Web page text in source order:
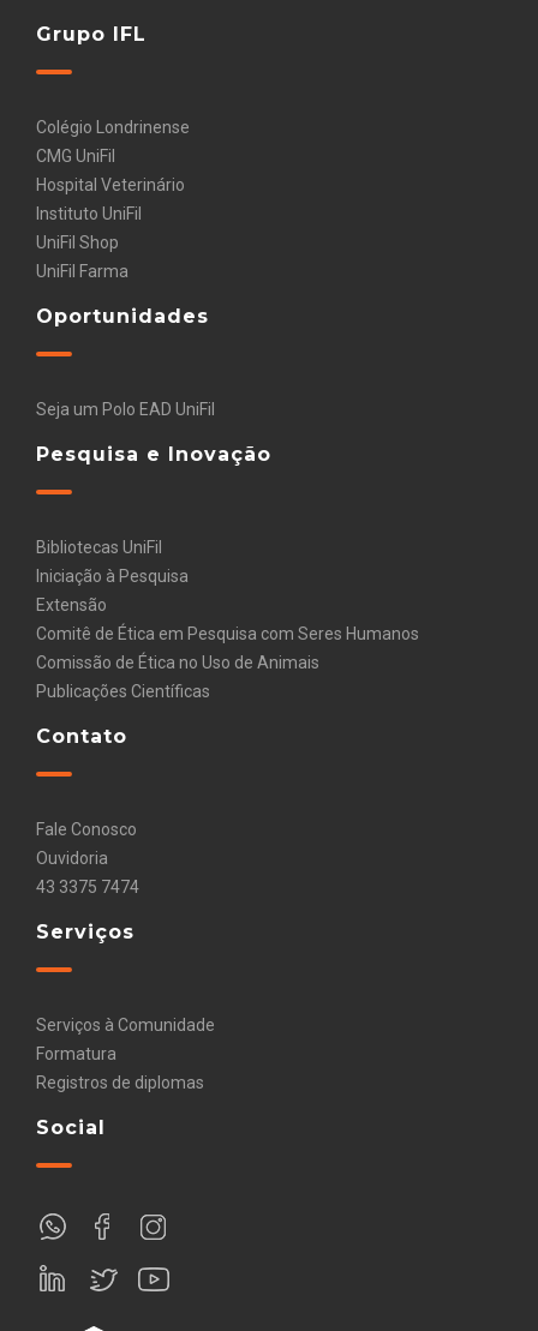
Grupo IFL
Colégio Londrinense
CMG UniFil
Hospital Veterinário
Instituto UniFil
UniFil Shop
UniFil Farma
Oportunidades
Seja um Polo EAD UniFil
Pesquisa e Inovação
Bibliotecas UniFil
Iniciação à Pesquisa
Extensão
Comitê de Ética em Pesquisa com Seres Humanos
Comissão de Ética no Uso de Animais
Publicações Científicas
Contato
Fale Conosco
Ouvidoria
43 3375 7474
Serviços
Serviços à Comunidade
Formatura
Registros de diplomas
Social